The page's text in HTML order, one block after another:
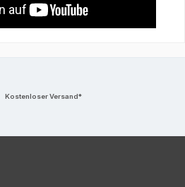
Kostenloser Versand*